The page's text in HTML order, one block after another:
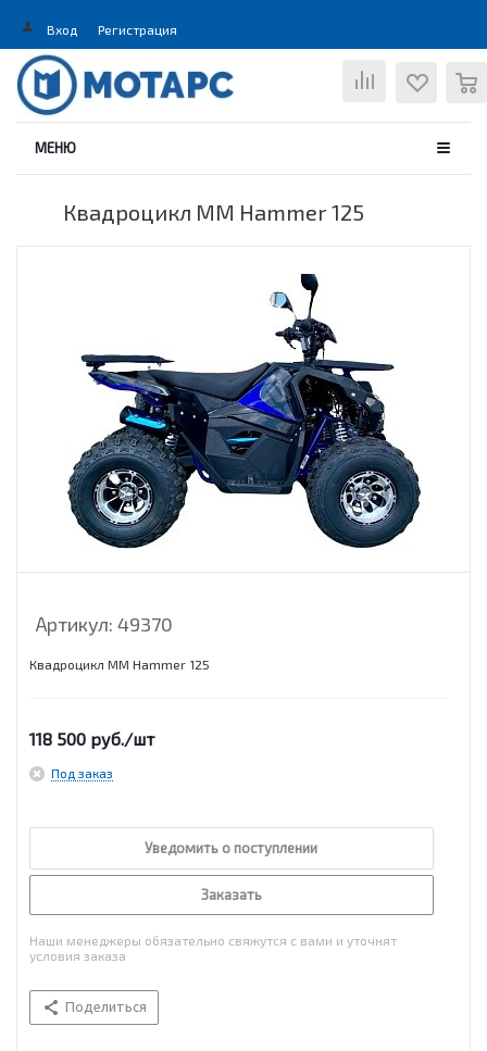
Вход Регистрация
МЕНЮ
Квадроцикл MM Hammer 125
Артикул: 49370
Квадроцикл MM Hammer 125
118 500 руб./шт
Под заказ
Уведомить о поступлении
Заказать
Наши менеджеры обязательно свяжутся с вами и уточнят
условия заказа
Поделиться